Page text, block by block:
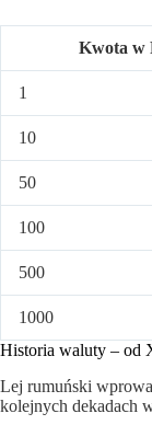
Kwota w
1
10
50
100
500
1000
Historia waluty – od
Lej rumuński
kolejnych dekadach